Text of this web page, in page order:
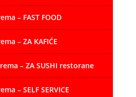
– FAST FOOD
– ZA KAFIĆE
– ZA SUSHI restorane
– SELF SERVICE